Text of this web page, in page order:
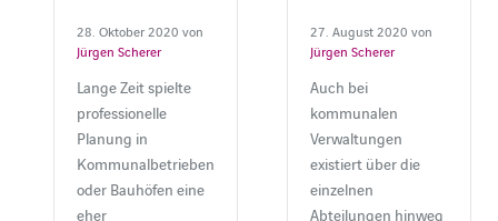
28. Oktober 2020 von
Jürgen Scherer
Lange Zeit spielte
professionelle
Planung in
Kommunalbetrieben
oder Bauhöfen eine
eher
27. August 2020 von
Jürgen Scherer
Auch bei
kommunalen
Verwaltungen
existiert über die
einzelnen
Abteilungen hinweg